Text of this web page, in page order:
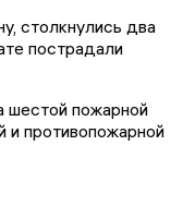
столкнулись два
пострадали
шестой пожарной
и противопожарной